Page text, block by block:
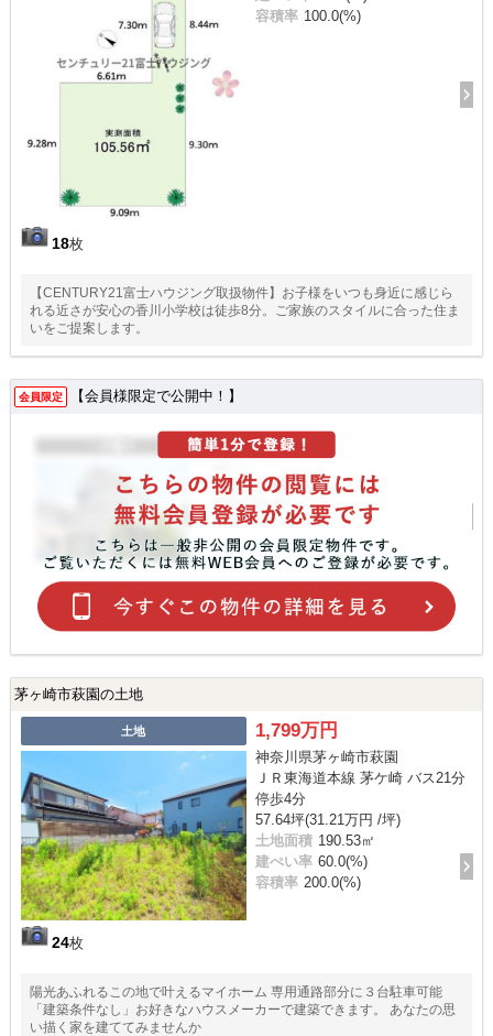
18枚
容積率 100.0(%)
【CENTURY21富士ハウジング取扱物件】お子様をいつも身近に感じら
れる近さが安心の香川小学校は徒歩8分。ご家族のスタイルに合った住ま
いをご提案します。
会員限定 【会員様限定で公開中！】
茅ヶ崎市萩園の土地
土地
24枚
1,799万円
神奈川県茅ヶ崎市萩園
ＪＲ東海道本線 茅ケ崎 バス21分
停歩4分
57.64坪(31.21万円 /坪)
土地面積 190.53㎡
建ぺい率 60.0(%)
容積率 200.0(%)
陽光あふれるこの地で叶えるマイホーム 専用通路部分に３台駐車可能
「建築条件なし」お好きなハウスメーカーで建築できます。 あなたの思
い描く家を建ててみませんか